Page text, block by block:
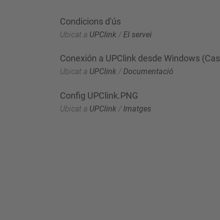
Condicions d'ús
Ubicat a UPClink / El servei
Conexión a UPClink desde Windows
Ubicat a UPClink /Documentació
Config UPClink.PNG
Ubicat a UPClink / Imatges